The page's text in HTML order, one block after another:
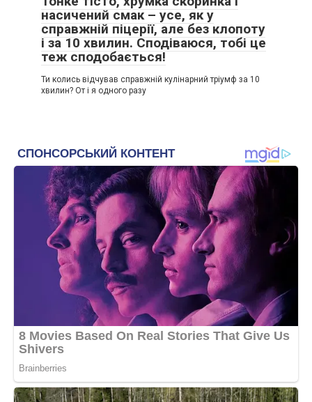
насичений смак – усе, як у
справжній піцерії, але без клопоту
і за 10 хвилин. Сподіваюся, тобі це
теж сподобається!
Ти колись відчував справжній кулінарний тріумф за 10
хвилин? От і я одного разу